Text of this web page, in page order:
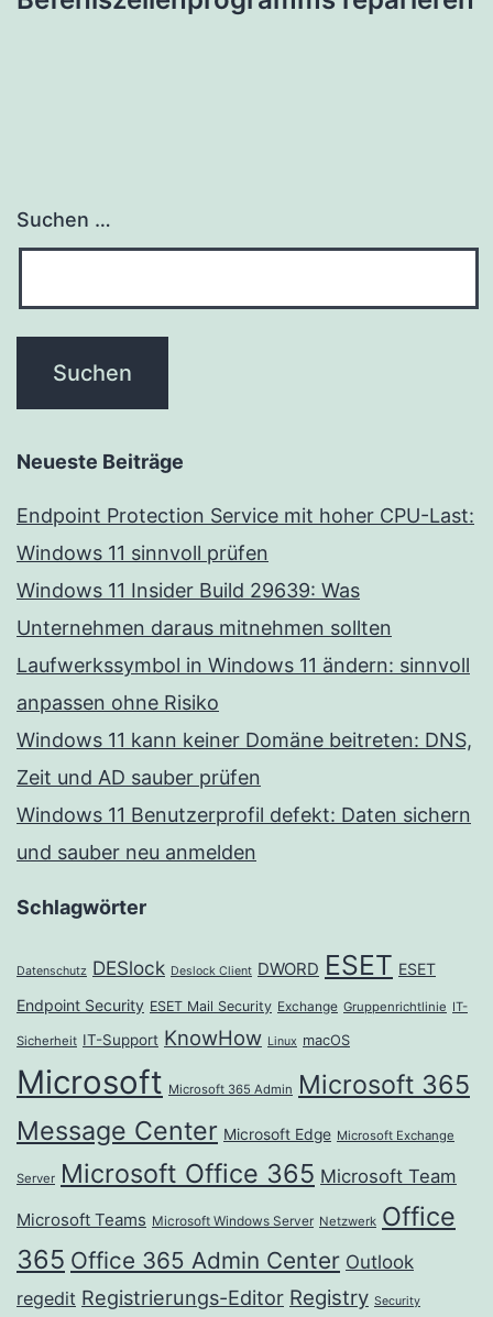
Suchen …
Neueste Beiträge
Endpoint Protection Service mit hoher CPU-Last:
Windows 11 sinnvoll prüfen
Windows 11 Insider Build 29639: Was
Unternehmen daraus mitnehmen sollten
Laufwerkssymbol in Windows 11 ändern: sinnvoll
anpassen ohne Risiko
Windows 11 kann keiner Domäne beitreten: DNS,
Zeit und AD sauber prüfen
Windows 11 Benutzerprofil defekt: Daten sichern
und sauber neu anmelden
Schlagwörter
Datenschutz DESlock Deslock Client DWORD ESET ESET
Endpoint Security ESET Mail Security Exchange Gruppenrichtlinie IT-
Sicherheit IT-Support KnowHow Linux macOS
Microsoft Microsoft 365 Admin Microsoft 365
Message Center Microsoft Edge Microsoft Exchange
Server Microsoft Office 365 Microsoft Team
Microsoft Teams Microsoft Windows Server Netzwerk Office
365 Office 365 Admin Center Outlook
regedit Registrierungs-Editor Registry Security